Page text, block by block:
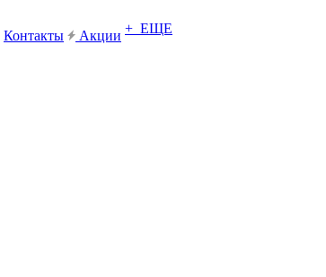
Контакты Акции + ЕЩЕ